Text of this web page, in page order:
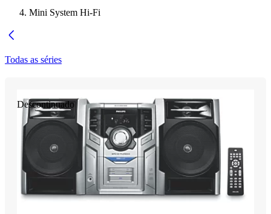
Mini System Hi-Fi
Todas as séries
Descontinuado